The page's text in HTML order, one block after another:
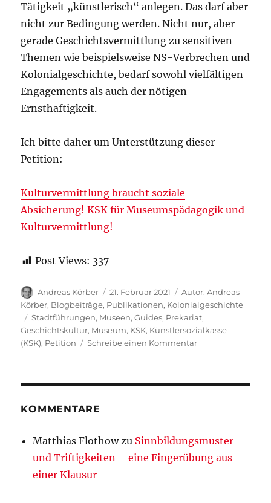
Tätigkeit „künstlerisch“ anlegen. Das darf aber
nicht zur Bedingung werden. Nicht nur, aber
gerade Geschichtsvermittlung zu sensitiven
Themen wie beispielsweise NS-Verbrechen und
Kolonialgeschichte, bedarf sowohl vielfältigen
Engagements als auch der nötigen
Ernsthaftigkeit.
Ich bitte daher um Unterstützung dieser
Petition:
Kulturvermittlung braucht soziale
Absicherung! KSK für Museumspädagogik und
Kulturvermittlung!
Post Views: 337
Autor
Andreas Körber
Veröffentlicht
am
21. Februar 2021 Kategorien
Autor: Andreas
Körber, Blogbeiträge, Publikationen, Kolonialgeschichte
Schlagwörter
Stadtführungen, Museen,Guides, Prekariat,
Geschichtskultur, Museum, KSK, Künstlersozialkasse
(KSK), Petition Schreibe einen Kommentarzu
(Stadtführungen)
KOMMENTARE
Matthias Flothowzu Sinnbildungsmuster
und Triftigkeiten – eine Fingerübung aus
einer Klausur